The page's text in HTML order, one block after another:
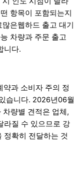
항목이 포함되는지
은웹하드 출고 대기
차량과 주문 출고
니다.
과 소비자 주의 정
습니다. 2026년06월
량별 견적은 업체,
라질 수 있으므로 강
정확히 전달하는 것